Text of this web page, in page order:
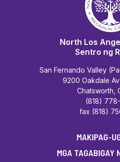
North Los
Sentro ng
San Fernando Valley
9200 Oakdale
Chatsworth,
(818)
fax (818)
MAKIPAG-
MGA TAGABIGAY